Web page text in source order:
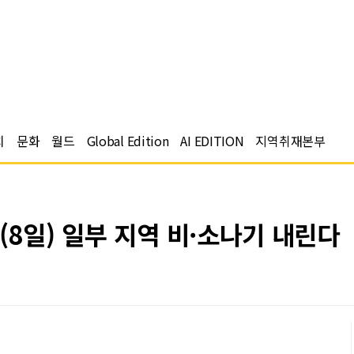
문화 월드 Global Edition AI EDITION 지역취재본부
일) 일부 지역 비·소나기 내린다